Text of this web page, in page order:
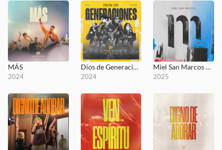
MÁS
2024
Dios de Generaciones (En Vivo)
2024
Miel San Marcos Remix
2025